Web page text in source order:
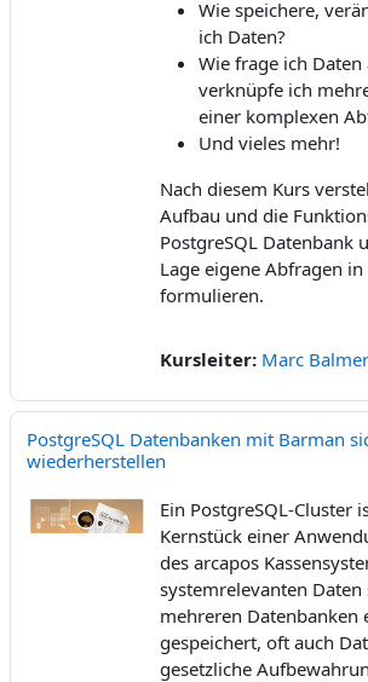
Wie speichere,
ich Daten?
Wie frage ich Daten
verknüpfe ich
einer komplexen
Und vieles mehr!
Nach diesem Kurs
Aufbau und die
PostgreSQL Datenbank
Lage eigene Abfragen in
formulieren.
Kursleiter: Marc Balmer
PostgreSQL Datenbanken mit Barman
wiederherstellen
Ein PostgreSQL-Cluster
Kernstück einer
des arcapos
systemrelevanten
mehreren Datenbanken
gespeichert, oft auch
gesetzliche